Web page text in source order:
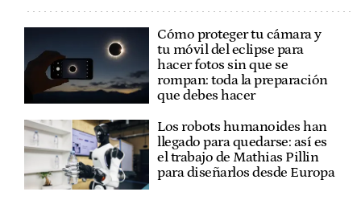
Cómo proteger tu cámara y
tu móvil del eclipse para
hacer fotos sin que se
rompan: toda la preparación
que debes hacer
Los robots humanoides han
llegado para quedarse: así es
el trabajo de Mathias Pillin
para diseñarlos desde Europa